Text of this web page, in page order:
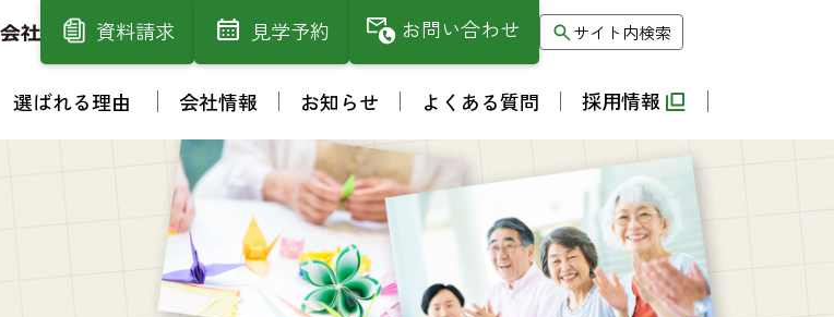
資料請求 見学予約 お問い合わせ サイト内検索
選ばれる理由 会社情報 お知らせ よくある質問 採用情報